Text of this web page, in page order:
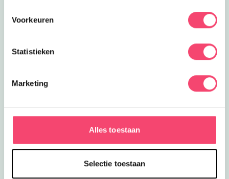
Voorkeuren
Statistieken
Marketing
Alles toestaan
Selectie toestaan
Klauter over rotsen, verken geheime paadjes, maak
een ritje in het treinje en race van de glijbaan. Bij mooi